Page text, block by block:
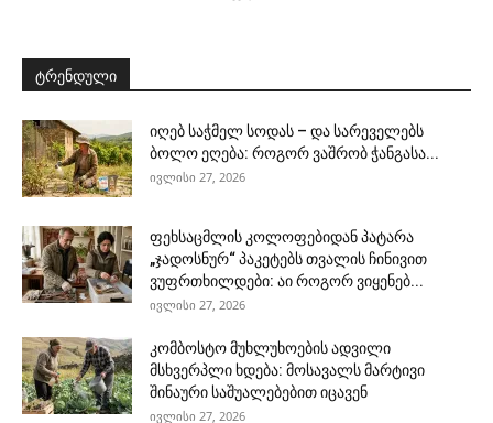
ტრენდული
იღებ საჭმელ სოდას – და სარეველებს
ბოლო ეღება: როგორ ვაშრობ ჭანგასა...
ივლისი 27, 2026
ფეხსაცმლის კოლოფებიდან პატარა
„ჯადოსნურ“ პაკეტებს თვალის ჩინივით
ვუფრთხილდები: აი როგორ ვიყენებ...
ივლისი 27, 2026
კომბოსტო მუხლუხოების ადვილი
მსხვერპლი ხდება: მოსავალს მარტივი
შინაური საშუალებებით იცავენ
ივლისი 27, 2026